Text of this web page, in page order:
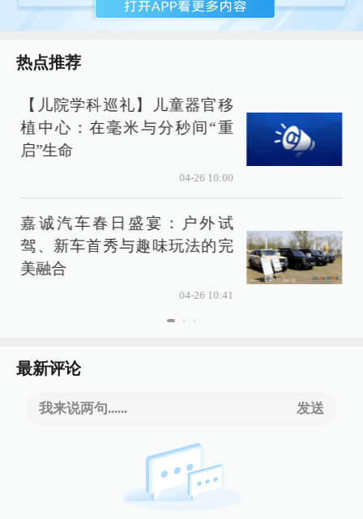
热点推荐
【儿院学科巡礼】儿童器官移
植中心：在毫米与分秒间“重
启”生命
04-26 10:00
嘉诚汽车春日盛宴：户外试
驾、新车首秀与趣味玩法的完
美融合
04-26 10:41
最新评论
我来说两句...... 发送